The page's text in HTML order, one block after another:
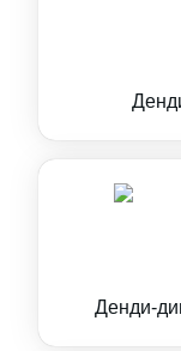
Денди-